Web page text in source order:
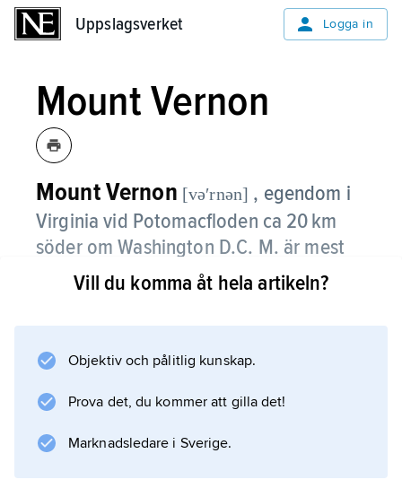
Uppslagsverket Logga in
Mount Vernon
Mount Vernon [vəʹrnən] , egendom i
Virginia vid Potomacfloden ca 20 km
söder om Washington D.C. M. är mest
känt som George Washingtons hem från
ägorna ca 3 200 hektar, vilka brukades med
minnesplats, och såväl byggnad som
inredning från Washingtons tid har
Vill du komma åt hela artikeln?
Objektiv och pålitlig kunskap.
Prova det, du kommer att gilla det!
Marknadsledare i Sverige.